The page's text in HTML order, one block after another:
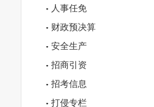
人事任免
财政预决算
安全生产
招商引资
招考信息
打侵专栏